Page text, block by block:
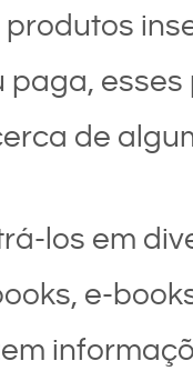
produtos
de
los em
e-